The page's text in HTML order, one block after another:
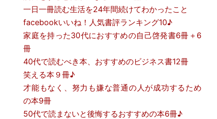
一日一冊読む生活を24年間続けてわかったこと
facebookいいね！人気書評ランキング10♪
家庭を持った30代におすすめの自己啓発書6冊＋6
冊
40代で読むべき本、おすすめのビジネス書12冊
笑える本９冊♪
才能もなく、努力も嫌な普通の人が成功するため
の本9冊
50代で読まないと後悔するおすすめの本6冊♪